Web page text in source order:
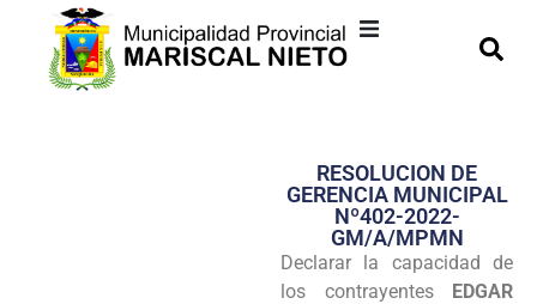
Transparencia
Seguridad
Programas
RESOLUCION DE
GERENCIA MUNICIPAL
Nº402-2022-
GM/A/MPMN
Declarar la capacidad de
los contrayentes EDGAR